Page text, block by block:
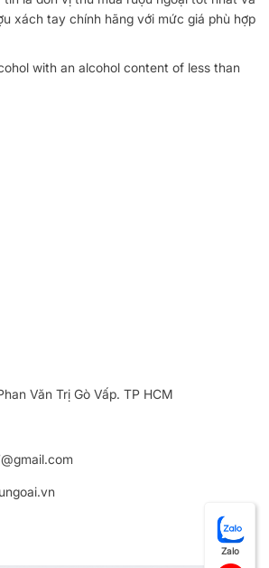
xách tay chính hãng với mức giá phù hợp
with an alcohol content of less than
Văn Trị Gò Vấp. TP HCM
Zalo